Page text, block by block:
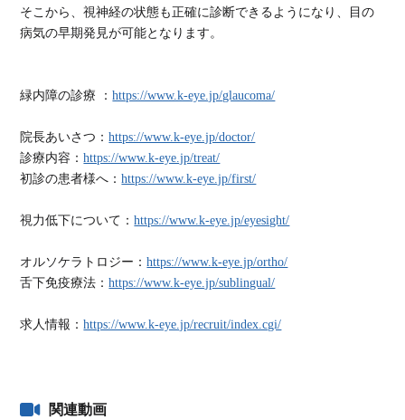
そこから、視神経の状態も正確に診断できるようになり、目の
病気の早期発見が可能となります。
緑内障の診療 ：https://www.k-eye.jp/glaucoma/
院長あいさつ：https://www.k-eye.jp/doctor/
診療内容：https://www.k-eye.jp/treat/
初診の患者様へ：https://www.k-eye.jp/first/
視力低下について：https://www.k-eye.jp/eyesight/
オルソケラトロジー：https://www.k-eye.jp/ortho/
舌下免疫療法：https://www.k-eye.jp/sublingual/
求人情報：https://www.k-eye.jp/recruit/index.cgi/
関連動画